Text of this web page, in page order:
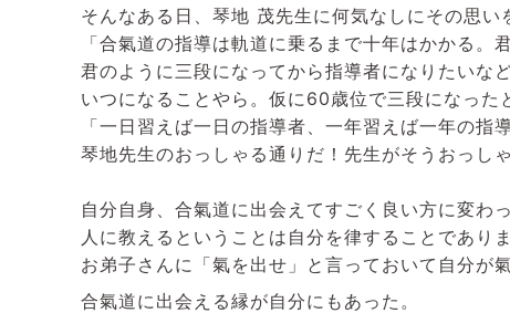
そんなある日、琴地 茂先生に何気なしにその思い
「合氣道の指導は軌道に乗るまで十年はかかる
君のように三段になってから指導者になりたいな
いつになることやら。仮に60歳位で三段になった
「一日習えば一日の指導者、一年習えば一年の指
琴地先生のおっしゃる通りだ！先生がそうおっし
自分自身、合氣道に出会えてすごく良い方に変わっ
人に教えるということは自分を律することでありま
お弟子さんに「氣を出せ」と言っておいて自分が
合氣道に出会える縁が自分にもあった。